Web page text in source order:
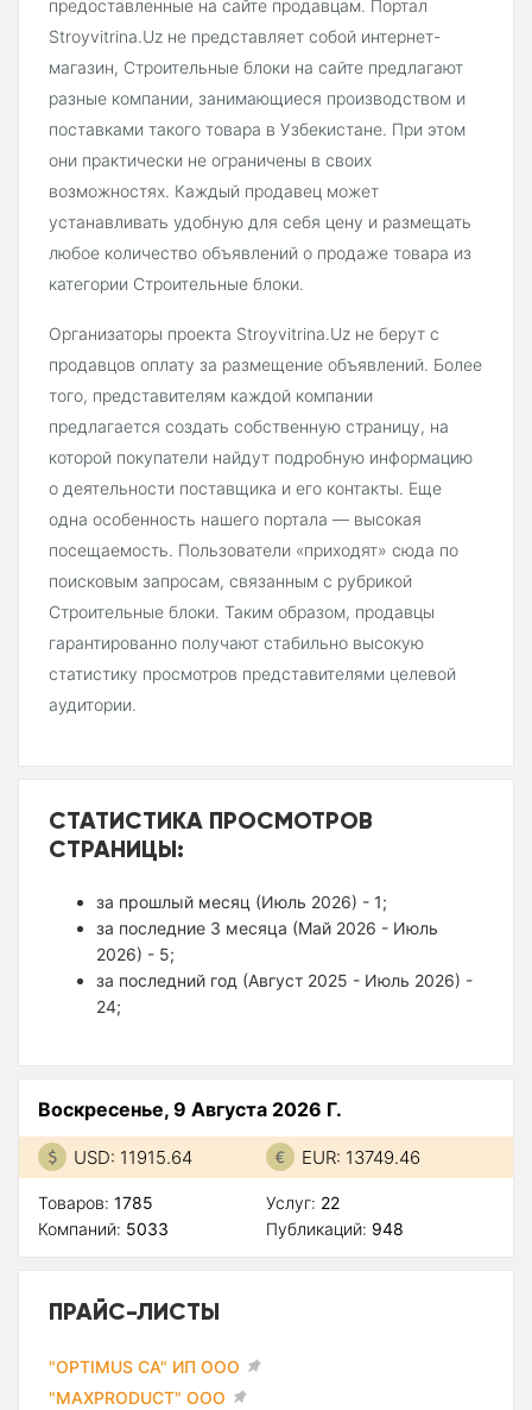
предоставленные на сайте продавцам. Портал
Stroyvitrina.Uz не представляет собой интернет-
магазин, Строительные блоки на сайте предлагают
разные компании, занимающиеся производством и
поставками такого товара в Узбекистане. При этом
они практически не ограничены в своих
возможностях. Каждый продавец может
устанавливать удобную для себя цену и размещать
любое количество объявлений о продаже товара из
категории Строительные блоки.
Организаторы проекта Stroyvitrina.Uz не берут с
продавцов оплату за размещение объявлений. Более
того, представителям каждой компании
предлагается создать собственную страницу, на
которой покупатели найдут подробную информацию
о деятельности поставщика и его контакты. Еще
одна особенность нашего портала — высокая
посещаемость. Пользователи «приходят» сюда по
поисковым запросам, связанным с рубрикой
Строительные блоки. Таким образом, продавцы
гарантированно получают стабильно высокую
статистику просмотров представителями целевой
аудитории.
СТАТИСТИКА ПРОСМОТРОВ
СТРАНИЦЫ:
за прошлый месяц (Июль 2026) - 1;
за последние 3 месяца (Май 2026 - Июль
2026) - 5;
за последний год (Август 2025 - Июль 2026) -
24;
Воскресенье, 9 Августа 2026 Г.
USD: 11915.64 EUR: 13749.46
Товаров: 1785
Компаний: 5033
Услуг: 22
Публикаций: 948
ПРАЙС-ЛИСТЫ
"OPTIMUS CA" ИП ООО
"MAXPRODUCT" ООО